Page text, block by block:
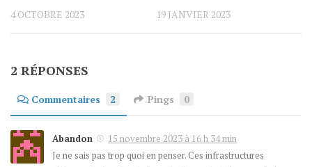
4 OCTOBRE 2023 19 JANVIER 2023
2 RÉPONSES
Commentaires 2 Pings 0
Abandon
15 novembre 2023 à 16 h 34 min
Je ne sais pas trop quoi en penser. Ces infrastructures